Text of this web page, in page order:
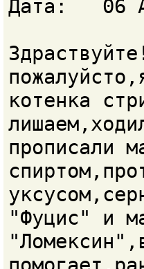
Дата: 06
котенка
прописали
"Фуцис" и